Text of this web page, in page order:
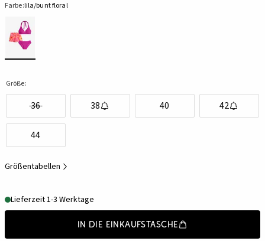
Farbe:lila/bunt floral
Größe:
36 38 40 42
44
Größentabellen
Lieferzeit 1-3 Werktage
In die Einkaufstasche